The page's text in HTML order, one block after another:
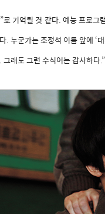
기억될 것 같다. 예능 프로
. 누군가는 조정석 이름 앞에 ‘
래도 그런 수식어는 감사하